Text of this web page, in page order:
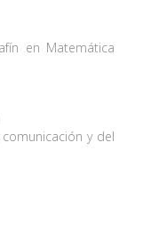
en Matemática
y del